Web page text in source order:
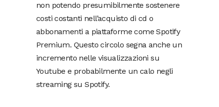
non potendo presumibilmente sostenere
costi costanti nell’acquisto di cd o
abbonamenti a piattaforme come Spotify
Premium. Questo circolo segna anche un
incremento nelle visualizzazioni su
Youtube e probabilmente un calo negli
streaming su Spotify.